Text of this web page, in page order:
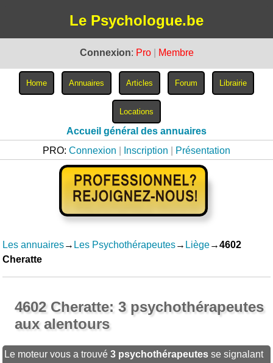
Le Psychologue.be
Connexion: Pro Membre
Accueil général des annuaires
PRO: Connexion Inscription Présentation
Les annuaires→ Les Psychothérapeutes→ Liège→4602
Cheratte
4602 Cheratte: 3 psychothérapeutes
aux alentours
Le moteur vous a trouvé3 psychothérapeutes se signalant